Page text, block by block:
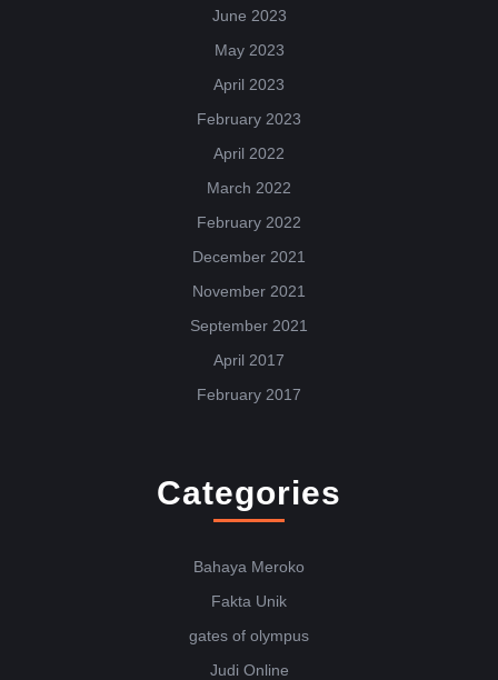
June 2023
May 2023
April 2023
February 2023
April 2022
March 2022
February 2022
December 2021
November 2021
September 2021
April 2017
February 2017
Categories
Bahaya Meroko
Fakta Unik
gates of olympus
Judi Online